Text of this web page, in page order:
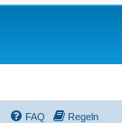
FAQ Regeln